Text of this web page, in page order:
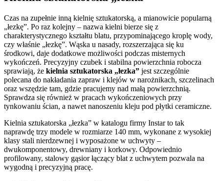
Czas na zupełnie inną kielnię sztukatorską, a mianowicie popularną
„łezkę”. Po raz kolejny – nazwa kielni bierze się z
charakterystycznego kształtu blatu, przypominającego kroplę wody,
czy właśnie „łezkę”. Wąska u nasady, rozszerzająca się ku
środkowi, daje dodatkowe możliwości podczas misternych
wykończeń. Precyzyjny czubek i stabilna powierzchnia robocza
sprawiają, że kielnia sztukatorska „łezka” jest szczególnie
polecana do nakładania zapraw i klejów w narożnikach, szczelinach
oraz wszędzie tam, gdzie pracujemy nad małą powierzchnią.
Sprawdza się również w pracach wykończeniowych przy
tynkowaniu ścian, a nawet nanoszeniu kleju pod płytki ceramiczne.
Kielnia sztukatorska „łezka” w katalogu firmy Instar to tak
naprawdę trzy modele w rozmiarze 140 mm, wykonane z wysokiej
klasy stali nierdzewnej i wyposażone w uchwyty –
dwukomponentowy, drewniany i korkowy. Odpowiednio
profilowany, stalowy gąsior łączący blat z uchwytem pozwala na
wygodną i precyzyjną pracę.